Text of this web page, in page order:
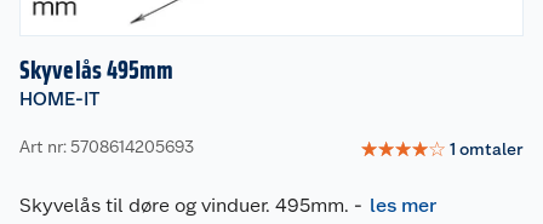
Skyvelås 495mm
HOME-IT
Art nr: 5708614205693 ☆☆☆☆☆ 1 omtaler
Skyvelås til døre og vinduer. 495mm. - les mer